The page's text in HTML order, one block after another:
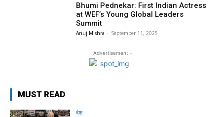
Bhumi Pednekar: First Indian Actress
at WEF’s Young Global Leaders
Summit
Anuj Mishra - September 11, 2025
- Advertisement -
MUST READ
देश